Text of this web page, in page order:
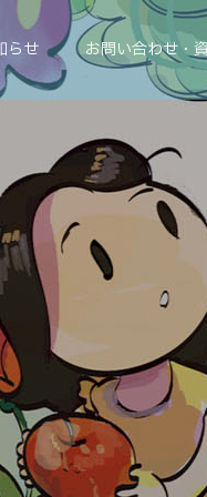
らせ お問い合わせ・
ま す｡